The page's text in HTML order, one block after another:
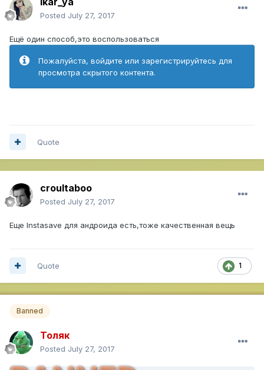
Posted July 27, 2017
Ещё один способ,это воспользоваться
Пожалуйста, войдите или зарегистрируйтесь для
просмотра скрытого контента.
Quote
croultaboo
Posted July 27, 2017
Еще Instasave для андроида есть,тоже качественная вещь
1
Quote
Banned
Толяк
Posted July 27, 2017